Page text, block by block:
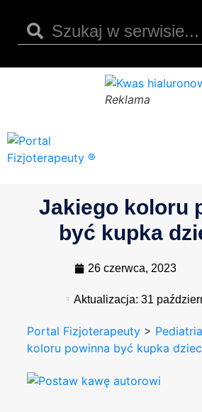
Reklama
Jakiego koloru
być kupka
26 czerwca, 2023
Aktualizacja: 31
Portal Fizjoterapeuty > Pediatria
koloru powinna być kupka